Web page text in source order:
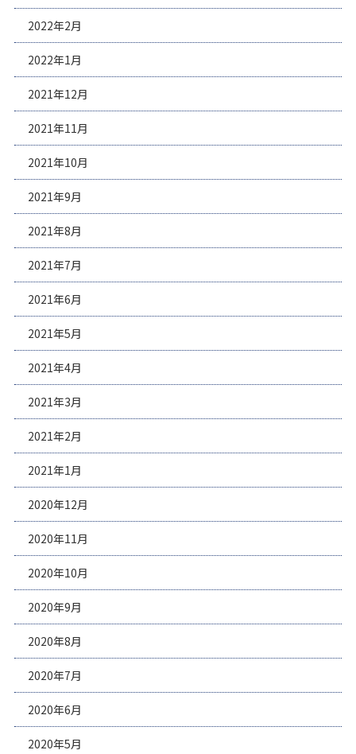
2022年2月
2022年1月
2021年12月
2021年11月
2021年10月
2021年9月
2021年8月
2021年7月
2021年6月
2021年5月
2021年4月
2021年3月
2021年2月
2021年1月
2020年12月
2020年11月
2020年10月
2020年9月
2020年8月
2020年7月
2020年6月
2020年5月